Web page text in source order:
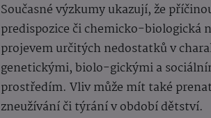
Současné výzkumy ukazují, že
predispozice či chemicko-biologická
projevem určitých nedostatků v
genetickými, biolo-gickými a
prostředím. Vliv může mít také
zneužívání či týrání v období dětství.